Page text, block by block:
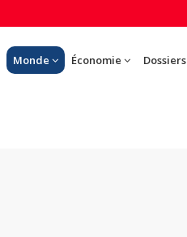
Monde Économie Dossiers